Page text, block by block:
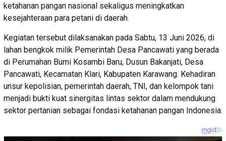
ketahanan pangan nasional sekaligus meningkatkan
kesejahteraan para petani di daerah.
Kegiatan tersebut dilaksanakan pada Sabtu, 13 Juni 2026, di
lahan bengkok milik Pemerintah Desa Pancawati yang berada
di Perumahan Bumi Kosambi Baru, Dusun Bakanjati, Desa
Pancawati, Kecamatan Klari, Kabupaten Karawang. Kehadiran
unsur kepolisian, pemerintah daerah, TNI, dan kelompok tani
menjadi bukti kuat sinergitas lintas sektor dalam mendukung
sektor pertanian sebagai fondasi ketahanan pangan Indonesia.